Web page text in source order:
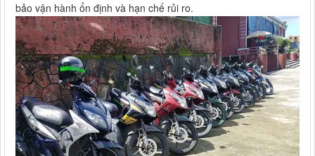
bảo vận hành ổn định và hạn chế rủi ro.